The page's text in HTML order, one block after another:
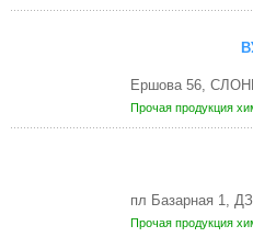
Ершова 56,
Прочая продукция
пл Базарная 1,
Прочая продукция